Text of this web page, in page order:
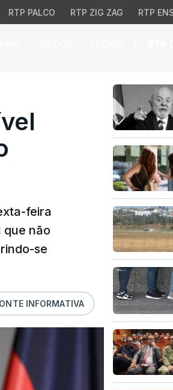
RTP PALCO RTP ZIG ZAG RTP
fóssil mas
feira
que não
se
INFORMATIVA